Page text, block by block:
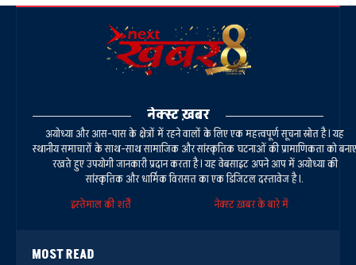
नेक्स्ट ख़बर
अयोध्या और आस-पास के क्षेत्रों में रहने वालों के लिए एक महत्वपूर्ण सूचना स्रोत है। यह
स्थानीय समाचारों के साथ-साथ सामाजिक और सांस्कृतिक घटनाओं की प्रामाणिकता को बनाए
रखते हुए उपयोगी जानकारी प्रदान करता है। यह वेबसाइट अपने आप में अयोध्या की
सांस्कृतिक और धार्मिक विरासत का एक डिजिटल दस्तावेज है।.
इस्तेमाल की शर्तें
नेक्स्ट ख़बर के बारे में
MOST READ